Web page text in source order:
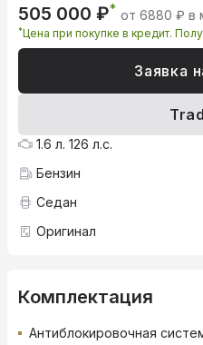
505 000 ₽* от 6880 ₽ в
*Цена при покупке в кредит.
Заявка
1.6 л. 126 л.с.
Бензин
Седан
Оригинал
Комплектация
Антиблокировочная